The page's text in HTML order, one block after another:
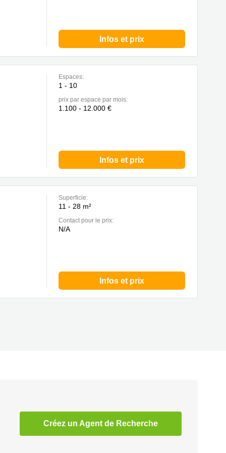
Infos et prix
Espaces:
1 - 10
prix par espace par mois:
1.100 - 12.000 €
Infos et prix
Superficie:
11 - 28 m²
Contact pour le prix:
N/A
Infos et prix
Créez un Agent de Recherche